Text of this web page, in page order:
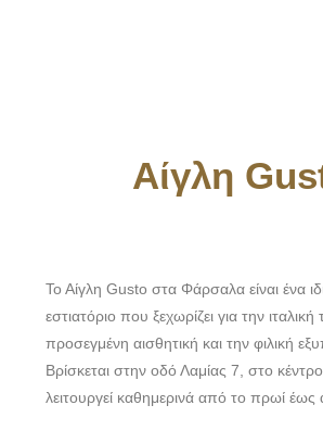
Αίγλη
Το Αίγλη Gusto στα Φάρσαλα είναι ένα
εστιατόριο που ξεχωρίζει για την
προσεγμένη αισθητική και την φιλική
Βρίσκεται στην οδό Λαμίας 7, στο
λειτουργεί καθημερινά από το πρωί έως